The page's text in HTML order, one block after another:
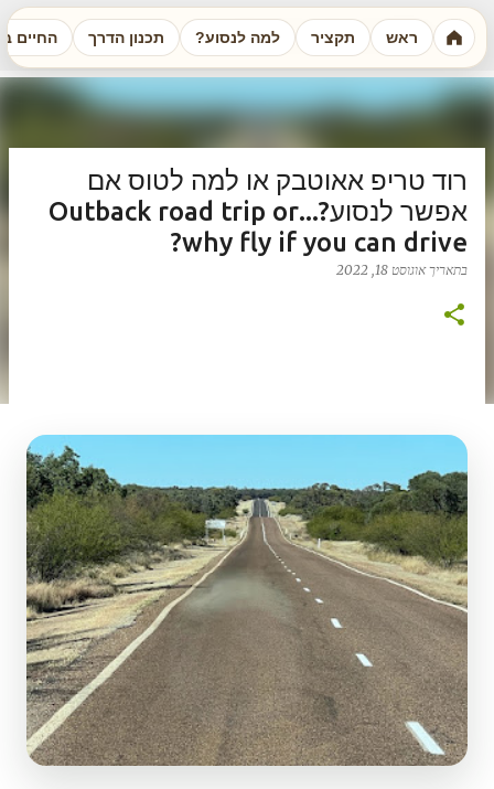
דילוג לתוכן הראשי
השלום לב-ארים רואים עולם
רוד טריפ אאוטבק או למה לטוס אם
אפשר לנסוע?...Outback road trip or
why fly if you can drive?
בתאריךאוגוסט 18, 2022
ראש תקציר למה לנסוע? תכנון הדרך החיים